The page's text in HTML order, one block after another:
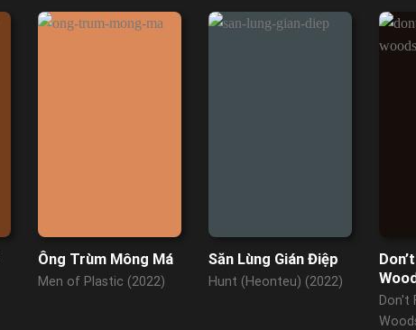
Ông Trùm Mông Má
Men of Plastic (2022)
Săn Lùng Gián Điệp
Hunt (Heonteu) (2022)
Don't